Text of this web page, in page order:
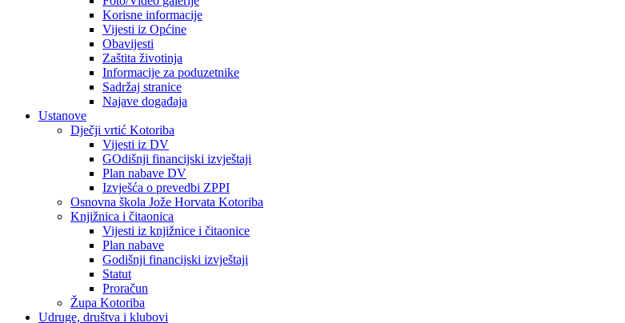
Korisne informacije
Vijesti iz Općine
Obavijesti
Zaštita životinja
Informacije za poduzetnike
Sadržaj stranice
Najave događaja
Ustanove
Dječji vrtić Kotoriba
Vijesti iz DV
GOdišnji financijski izvještaji
Plan nabave DV
Izvješća o prevedbi ZPPI
Osnovna škola Jože Horvata Kotoriba
Knjižnica i čitaonica
Vijesti iz knjižnice i čitaonice
Plan nabave
Godišnji financijski izvještaji
Statut
Proračun
Župa Kotoriba
Udruge, društva i klubovi